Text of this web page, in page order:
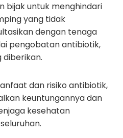
bijak untuk menghindari
yang tidak
dengan tenaga
pengobatan antibiotik,
diberikan.
dan risiko antibiotik,
keuntungannya dan
kesehatan